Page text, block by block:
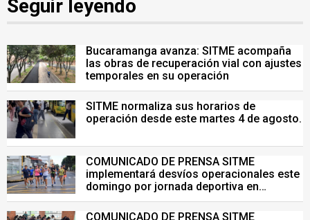
Seguir leyendo
Bucaramanga avanza: SITME acompaña
las obras de recuperación vial con ajustes
temporales en su operación
SITME normaliza sus horarios de
operación desde este martes 4 de agosto.
COMUNICADO DE PRENSA SITME
implementará desvíos operacionales este
domingo por jornada deportiva en
Bucaramanga
COMUNICADO DE PRENSA SITME